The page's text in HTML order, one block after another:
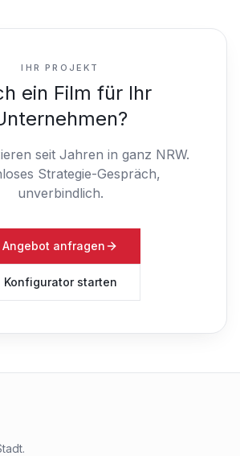
IHR PROJEKT
ein Film für Ihr
seit Jahren in ganz NRW.
Strategie-Gespräch,
unverbindlich.
Angebot anfragen
Konfigurator starten